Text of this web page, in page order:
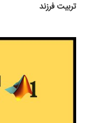
تربيت فرزند